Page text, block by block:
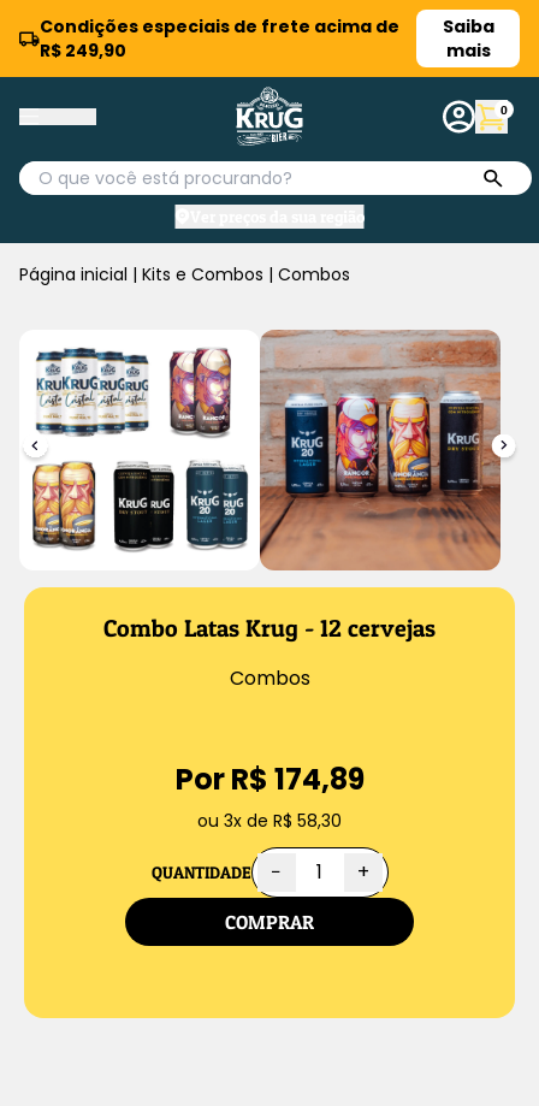
Condições especiais de frete acima de
R$ 249,90
Saiba
mais
Ver preços da sua região
0
Página inicial | Kits e Combos | Combos
Combo Latas Krug - 12 cervejas
Combos
Por R$ 174,89
ou 3x de R$ 58,30
QUANTIDADE − +
COMPRAR